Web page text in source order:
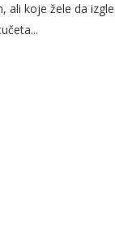
ali koje žele da